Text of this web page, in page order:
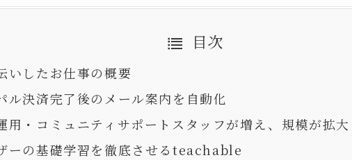
目次
いしたお仕事の概要
ル決済完了後のメール案内を自動化
用・コミュニティサポートスタッフが増え、規模が拡大
ーの基礎学習を徹底させるteachable